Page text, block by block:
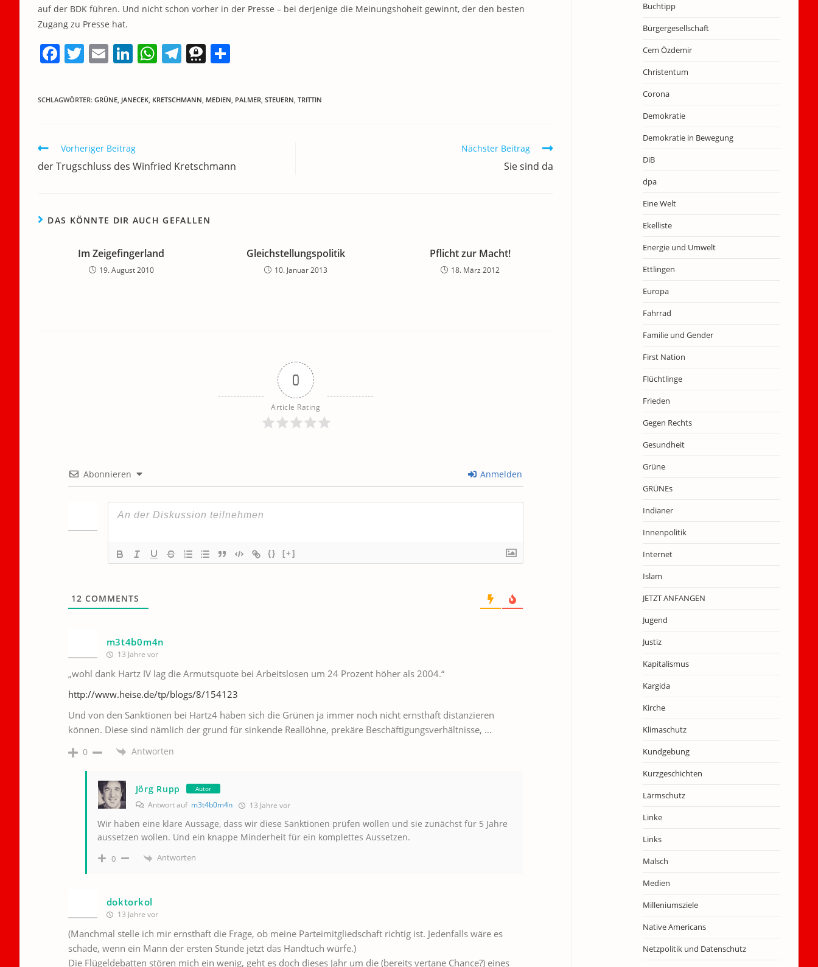
auf der BDK führen. Und nicht schon vorher in der Presse – bei derjenige die Meinungshoheit gewinnt, der den besten
Zugang zu Presse hat.
F
c
o
o
T
itt
E
ai
Li
k
n
W
at
p
T
e
T
re le
n
SCHLAGWÖRTER: GRÜNE, JANECEK, KRETSCHMANN, MEDIEN, PALMER, STEUERN, TRITTIN
Weitere
Artikel
ansehen
Vorheriger Beitrag
der Trugschluss des Winfried Kretschmann
Nächster Beitrag
Sie sind da
DAS KÖNNTE DIR AUCH GEFALLEN
Im Zeigefingerland
19. August 2010
Gleichstellungspolitik
10. Januar 2013
Pflicht zur Macht!
18. März 2012
0
Article Rating
Abonnieren Anmelden
{} [+]
12 COMMENTS
m3t4b0m4n
13 Jahre vor
„wohl dank Hartz IV lag die Armutsquote bei Arbeitslosen um 24 Prozent höher als 2004.“
http://www.heise.de/tp/blogs/8/154123
Und von den Sanktionen bei Hartz4 haben sich die Grünen ja immer noch nicht ernsthaft distanzieren
können. Diese sind nämlich der grund für sinkende Reallöhne, prekäre Beschäftigungsverhältnisse, …
0 Antworten
Jörg Rupp Autor
Antwort auf m3t4b0m4n 13 Jahre vor
Wir haben eine klare Aussage, dass wir diese Sanktionen prüfen wollen und sie zunächst für 5 Jahre
aussetzen wollen. Und ein knappe Minderheit für ein komplettes Aussetzen.
0 Antworten
doktorkol
13 Jahre vor
(Manchmal stelle ich mir ernsthaft die Frage, ob meine Parteimitgliedschaft richtig ist. Jedenfalls wäre es
schade, wenn ein Mann der ersten Stunde jetzt das Handtuch würfe.)
Die Flügeldebatten stören mich ein wenig, geht es doch dieses Jahr um die (bereits vertane Chance?) eines
Buchtipp
Bürgergesellschaft
Cem Özdemir
Christentum
Corona
Demokratie
Demokratie in Bewegung
DiB
dpa
Eine Welt
Ekelliste
Energie und Umwelt
Ettlingen
Europa
Fahrrad
Familie und Gender
First Nation
Flüchtlinge
Frieden
Gegen Rechts
Gesundheit
Grüne
GRÜNEs
Indianer
Innenpolitik
Internet
Islam
JETZT ANFANGEN
Jugend
Justiz
Kapitalismus
Kargida
Kirche
Klimaschutz
Kundgebung
Kurzgeschichten
Lärmschutz
Linke
Links
Malsch
Medien
Milleniumsziele
Native Americans
Netzpolitik und Datenschutz